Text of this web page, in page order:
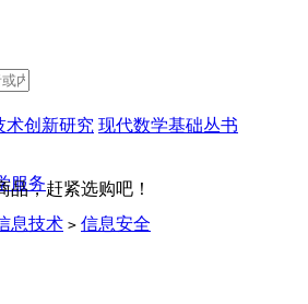
术创新研究 现代数学基础丛书
品，赶紧选购吧！
服务
息技术 > 信息安全